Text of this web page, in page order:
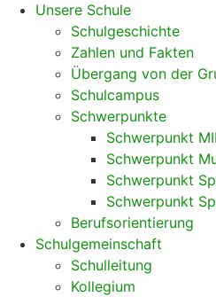
Unsere Schule
Schulgeschichte
Zahlen und Fakten
Übergang von der
Schulcampus
Schwerpunkte
Schwerpunkt
Schwerpunkt
Schwerpunkt
Schwerpunkt
Berufsorientierung
Schulgemeinschaft
Schulleitung
Kollegium